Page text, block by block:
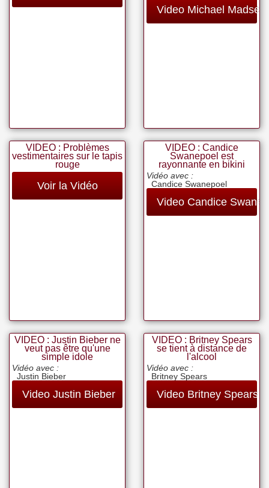
Video Michael Madsen
VIDEO : Problèmes
vestimentaires sur le tapis
rouge
Voir la Vidéo
VIDEO : Candice
Swanepoel est
rayonnante en bikini
Vidéo avec :
Candice Swanepoel
Video Candice
VIDEO : Justin Bieber ne
veut pas être qu'une
simple idole
Vidéo avec :
Justin Bieber
Video Justin Bieber
VIDEO : Britney Spears
se tient à distance de
l'alcool
Vidéo avec :
Britney Spears
Video Britney Spears